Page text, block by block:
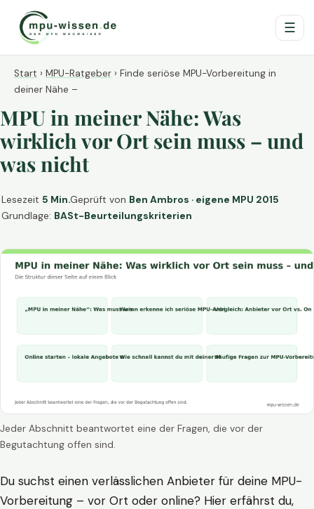
☰
Start › MPU-Ratgeber › Finde seriöse MPU-Vorbereitung in
deiner Nähe –
MPU in meiner Nähe: Was
wirklich vor Ort sein muss – und
was nicht
Lesezeit 5 Min.Geprüft von Ben Ambros · eigene MPU 2015
Grundlage: BASt-Beurteilungskriterien
Jeder Abschnitt beantwortet eine der Fragen, die vor der
Begutachtung offen sind.
Du suchst einen verlässlichen Anbieter für deine MPU-
Vorbereitung – vor Ort oder online? Hier erfährst du,